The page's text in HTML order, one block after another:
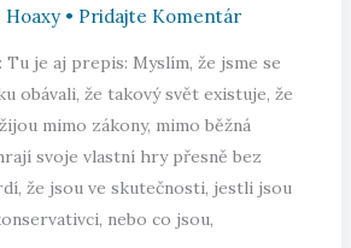
Hoaxy• Pridajte Komentár
je aj prepis: Myslím, že jsme se
obávali, že takový svět existuje, že
mimo zákony, mimo běžná
svoje vlastní hry přesně bez
že jsou ve skutečnosti, jestli jsou
nebo co jsou,